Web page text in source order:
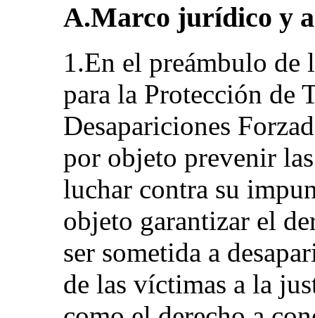
A.Marco jurídico y
1.En el preámbulo
para la Protección de
Desapariciones
por objeto prevenir
luchar contra su
objeto garantizar el
ser sometida a
de las víctimas a la